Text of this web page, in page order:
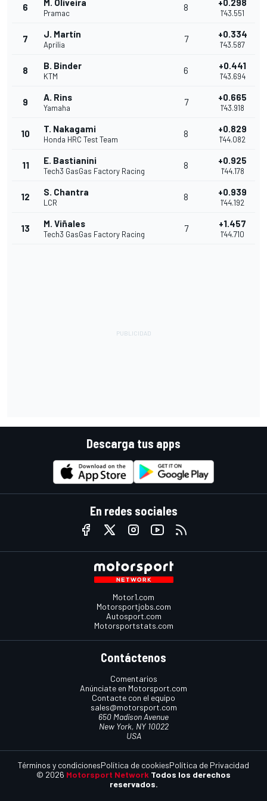
6 M. Oliveira
Pramac
8 +0.298
1'43.551
7 J. Martín
Aprilia
7 +0.334
1'43.587
8 B. Binder
KTM
6 +0.441
1'43.694
9 A. Rins
Yamaha
7 +0.665
1'43.918
10 T. Nakagami
Honda HRC Test Team
8 +0.829
1'44.082
11 E. Bastianini
Tech3 GasGas Factory Racing
8 +0.925
1'44.178
12 S. Chantra
LCR
8 +0.939
1'44.192
13 M. Viñales
Tech3 GasGas Factory Racing
7 +1.457
1'44.710
Descarga tus apps
En redes sociales
Motor1.com
Motorsportjobs.com
Autosport.com
Motorsportstats.com
Contáctenos
Comentarios
Anúnciate en Motorsport.com
Contacte con el equipo
sales@motorsport.com
650 Madison Avenue
New York, NY 10022
USA
© 2026 Motorsport Network Todos los derechos
reservados.
Términos y condicionesPolítica de cookiesPolítica de Privacidad